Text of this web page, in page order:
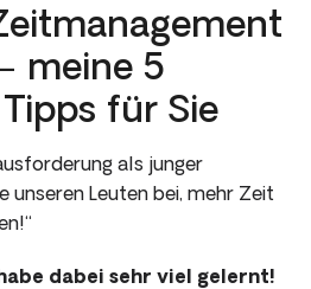
meine 5
für Sie
als junger
unseren Leuten bei, mehr Zeit
dabei sehr viel gelernt!